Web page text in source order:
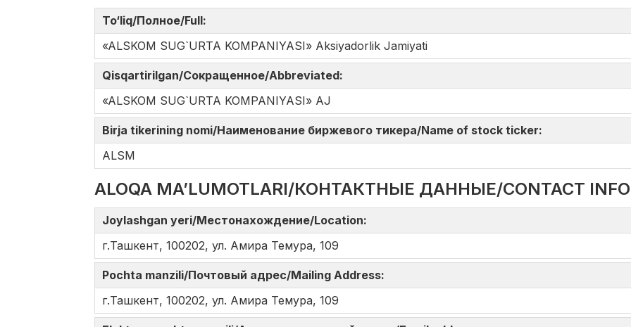
To‘liq/Полное/Full:
«ALSKOM SUG`URTA KOMPANIYASI» Aksiyadorlik Jamiyati
Qisqartirilgan/Сокращенное/Abbreviated:
«ALSKOM SUG`URTA KOMPANIYASI» AJ
Birja tikerining nomi/Наименование биржевого тикера/Name of stock ticker:
ALSM
ALOQA MA’LUMOTLARI/КОНТАКТНЫЕ ДАННЫЕ/CONTACT
Joylashgan yeri/Местонахождение/Location:
г.Ташкент, 100202, ул. Амира Темура, 109
Pochta manzili/Почтовый адрес/Mailing Address:
г.Ташкент, 100202, ул. Амира Темура, 109